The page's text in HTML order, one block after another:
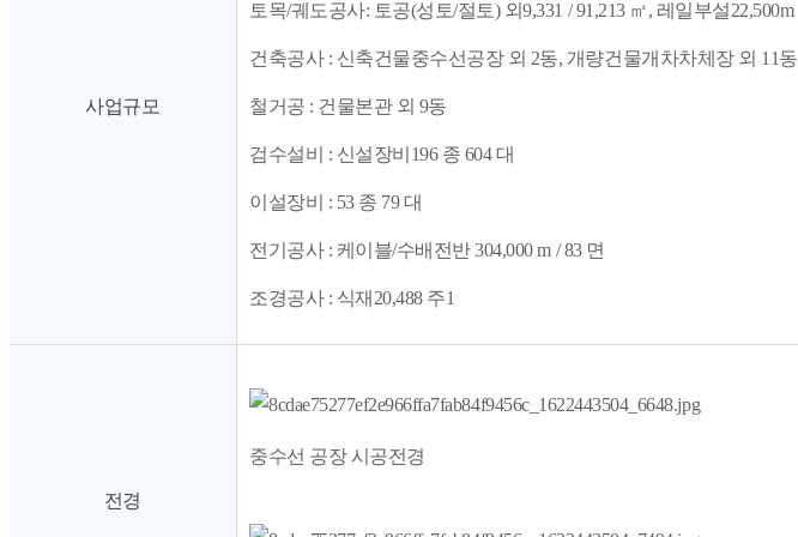
사업규모
토목/궤도공사: 토공(성토/절토) 외9,331 / 91,213 ㎥, 레일부설22,500m
건축공사 : 신축건물중수선공장 외 2동, 개량건물개차차체장 외 11동
철거공 : 건물본관 외 9동
검수설비 : 신설장비196 종 604 대
이설장비 : 53 종 79 대
전기공사 : 케이블/수배전반 304,000 m / 83 면
조경공사 : 식재20,488 주1
전경
중수선 공장 시공전경